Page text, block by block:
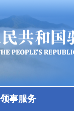
领事服务